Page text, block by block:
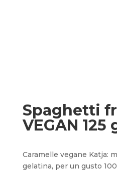
Spaghetti
VEGAN 125
Caramelle vegane Katja:
gelatina, per un gusto